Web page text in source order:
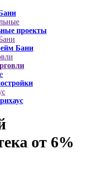
проекты
Бани
от 6%